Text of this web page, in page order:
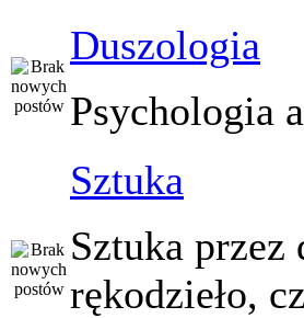
Duszologia
Psychologia
Sztuka
Sztuka przez
rękodzieło,